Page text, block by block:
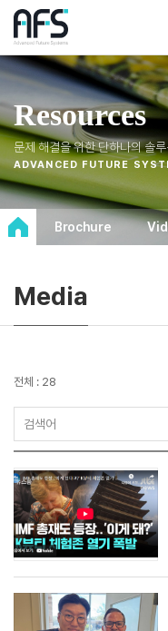
Resources
문제 해결을 위한 단하나의 솔루
ADVANCED FUTURE
Brochure
Media
전체 : 28